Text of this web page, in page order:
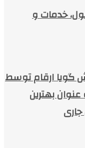
خدمات و
گویا ارقام توسط
بهترین